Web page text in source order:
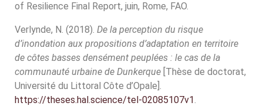
of Resilience Final Report, juin, Rome, FAO.
Verlynde, N. (2018). De la perception du risque
d’inondation aux propositions d’adaptation en territoire
de côtes basses densément peuplées : le cas de la
communauté urbaine de Dunkerque [Thèse de doctorat,
Université du Littoral Côte d’Opale].
https://theses.hal.science/tel-02085107v1.